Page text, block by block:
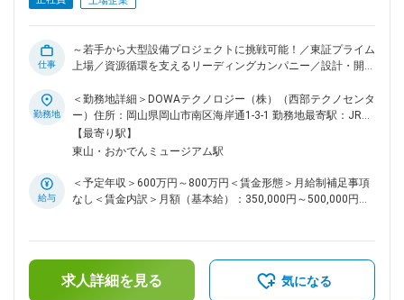
月平均20時間程度です。 ■緊急呼び出しについて 休日の緊急
呼び出しや夜間対応は当番制で担当することとなっており、緊
先について：DOWAホールディングス株式会社での採用にて
DOWAテクノロジー株式会社への在籍出向となります。
携のもと、製造・研究現場と一体になって、当事者の一員とし
て操業、建設、開発、解析などを検討、立案、実行していま
す。 変更の範囲：会社の定める業務
仕事
～若手から大型設備プロジェクトに挑戦可能！／東証プライム
上場／資源循環を支えるリーディングカンパニー／設計・開
アを目指せます～ ◎ DOWAグループの中核製造拠点として、
製錬・リサイクル事業を支えるスケールの大きな設備に携われ
る！ ◎ 岡山市中心部へのアクセスが良く、自然豊かな環境と
利便性を両立した働きやすいエリア！ ◎ 借上げ社宅制度や充
スタートできる！。 ■この仕事の魅力 一般的な生産技術職と
異なり、設備の改善だけでなく、設備構想・設計・導入・立上
られるポジションです。 ■業務内容 DOWAグループの生産拠
点において、生産設備・プラント設備の設計および設備開発を
ご担当いただきます。 ・新規設備の構想検討および機械設計
・設備導入に伴う仕様検討、コスト試算、発注業務 ・工事管
勤務地
＜勤務地詳細＞DOWAテクノロジー（株）（西部テクノセンタ
ー）住所：岡山県岡山市南区海岸通1-3-1 勤務地最寄駅：JR線
／岡山駅受動喫煙対策：屋内全面禁煙変更の範囲：会社の定め
る事業所
【最寄り駅】
東山・おかでんミュージアム駅
給与
＜予定年収＞600万円～800万円＜賃金形態＞月給制補足事項
なし＜賃金内訳＞月額（基本給）：350,000円～500,000円＜
る可能性があります。月給(月額)は固定手当を含めた表記で
す。
求人詳細を見る 気になる